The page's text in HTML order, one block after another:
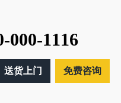
000-1116
送货上门 免费咨询